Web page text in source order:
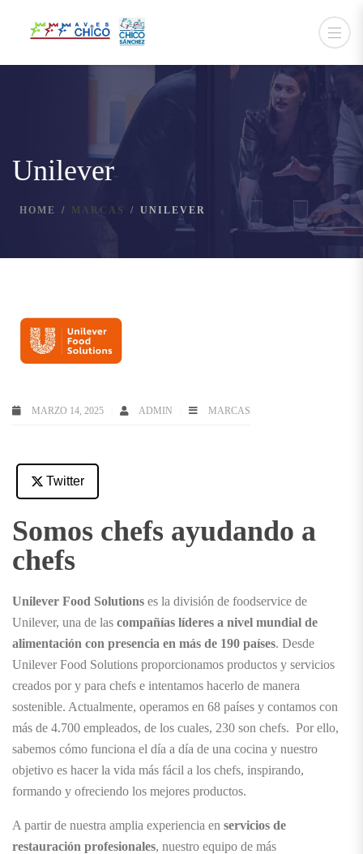
Unilever
HOME MARCAS UNILEVER
MARZO 14, 2025 ADMIN MARCAS
Twitter
Somos chefs ayudando a
chefs
Unilever Food Solutions es la división de foodservice de
Unilever, una de las compañías líderes a nivel mundial de
alimentación con presencia en más de 190 países. Desde
Unilever Food Solutions proporcionamos productos y servicios
creados por y para chefs e intentamos hacerlo de manera
sostenible. Actualmente, operamos en 68 países y contamos con
más de 4.700 empleados, de los cuales, 230 son chefs. Por ello,
sabemos cómo funciona el día a día de una cocina y nuestro
objetivo es hacer la vida más fácil a los chefs, inspirando,
formando y ofreciendo los mejores productos.
A partir de nuestra amplia experiencia en servicios de
restauración profesionales, nuestro equipo de más